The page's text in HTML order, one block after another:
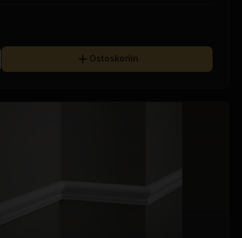
Ostoskoriin